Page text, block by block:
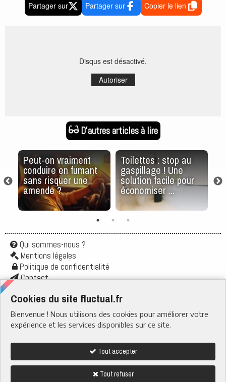
Cookies du site fluctual.fr
Bienvenue ! Nous utilisons des cookies pour améliorer votre
expérience et les services disponibles sur ce site.
Tout accepter
Tout refuser
Partager sur Partager sur Copier le lien
Disqus est désactivé.
Autoriser
D'autres articles à lire
Peut-on vraiment
conduire en fumant
sans risquer une
amende ?
Toilettes : stop au
gaspillage ! Une
solution facile pour
économiser ...
Qui sommes-nous ?
Mentions légales
Politique de confidentialité
Contact
Flux rss
RUBRIQUES
› Actu & Société
› Quotidien
› Santé & Bien-être
› Tech & Web